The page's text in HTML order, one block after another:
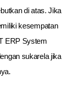
di atas. Jika
kesempatan
ERP System
sukarela jika